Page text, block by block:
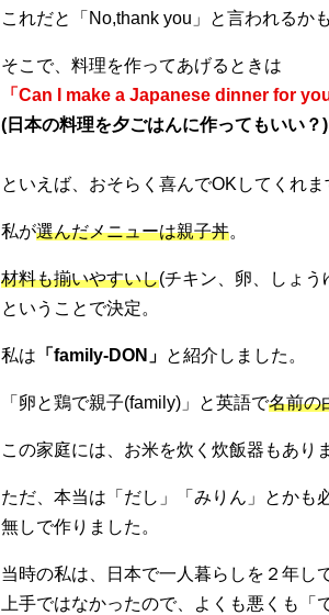
これだと「No,thank you」と言われるか
そこで、料理を作ってあげるときは
「Can I make a Japanese dinner for
(日本の料理を夕ごはんに作ってもいい？)
といえば、おそらく喜んでOKしてくれま
私が選んだメニューは親子丼。
材料も揃いやすいし(チキン、卵、しょう
ということで決定。
私は 「family-DON」 と紹介しました。
「卵と鶏で親子(family)」と英語で名前の
この家庭には、お米を炊く炊飯器もあり
ただ、本当は「だし」「みりん」とかも
無しで作りました。
当時の私は、日本で一人暮らしを２年し
上手ではなかったので、よくも悪くも「